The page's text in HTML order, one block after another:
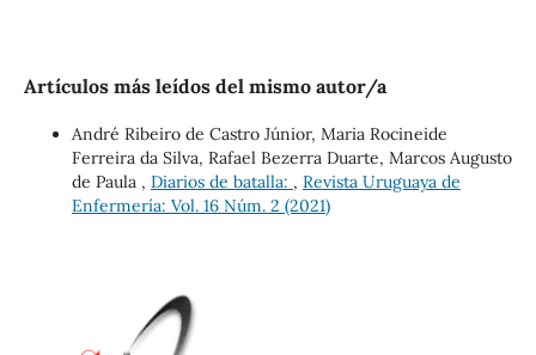
Artículos más leídos del mismo autor/a
André Ribeiro de Castro Júnior, Maria Rocineide
Ferreira da Silva, Rafael Bezerra Duarte, Marcos Augusto
de Paula , Diarios de batalla: , Revista Uruguaya de
Enfermería: Vol. 16 Núm. 2 (2021)